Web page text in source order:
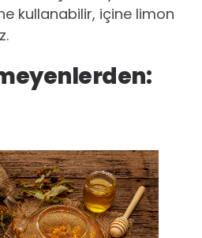
kullanabilir, içine limon